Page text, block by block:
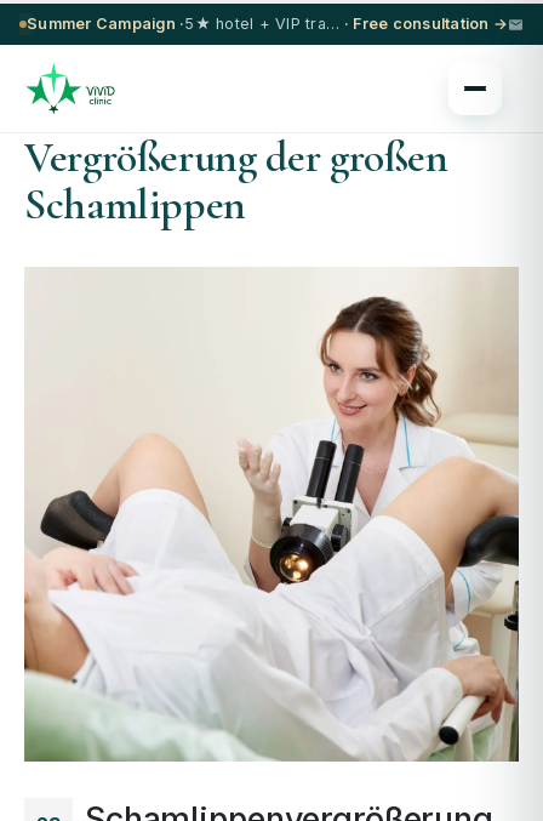
Summer Campaign · 5★ hotel + VIP transfer on select procedures · Free consultation →
Vergrößerung der großen
Schamlippen